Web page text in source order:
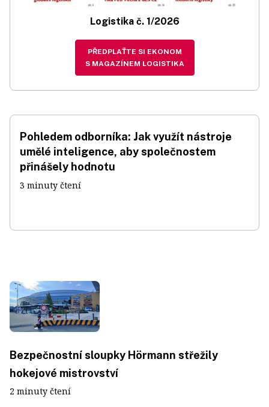
Logistika č. 1/2026
PŘEDPLAŤTE SI EKONOM
S MAGAZÍNEM LOGISTIKA
Pohledem odborníka: Jak využít nástroje
umělé inteligence, aby společnostem
přinášely hodnotu
3 minuty čtení
Bezpečnostní sloupky Hörmann střežily
hokejové mistrovství
2 minuty čtení